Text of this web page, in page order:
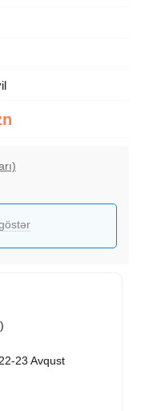
23 Avqust